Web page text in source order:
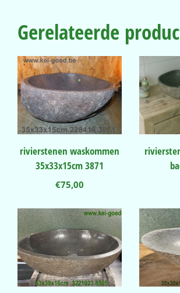
Gerelateerde
rivierstenen waskommen
35x33x15cm 3871
€75,00